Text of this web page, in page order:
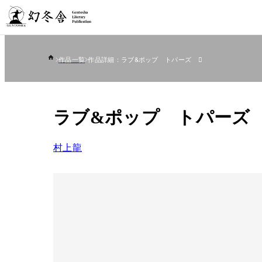
作品一覧 作品詳細：ラブ&ポップ トパーズ 
ラブ&ポップ トパー
村上龍